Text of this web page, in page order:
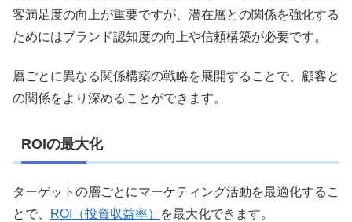
客満足度の向上が重要ですが、潜在層との関係を強化する
ためにはブランド認知度の向上や信頼構築が必要です。
層ごとに異なる関係構築の戦略を展開することで、顧客と
の関係をより深めることができます。
ROIの最大化
ターゲットの層ごとにマーケティング活動を最適化するこ
とで、
ROI（投資収益率） を最大化できます。